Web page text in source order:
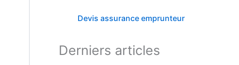
Devis assurance emprunteur
Derniers articles